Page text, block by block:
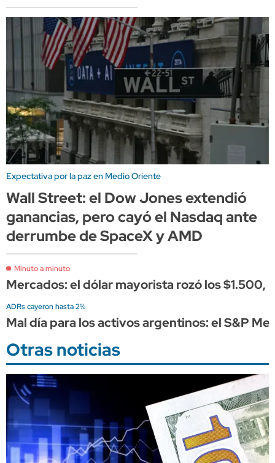
Expectativa por la paz en Medio Oriente
Wall Street: el Dow Jones extendió
ganancias, pero cayó el Nasdaq ante
derrumbe de SpaceX y AMD
Minuto a minuto
Mercados: el dólar mayorista rozó los
ADRs cayeron hasta 2%
Mal día para los activos argentinos: el S&P
Otras noticias